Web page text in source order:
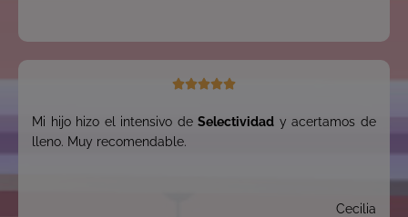

Mi hijo hizo el intensivo deSelectividad y acertamos de
lleno. Muy recomendable.
Cecilia